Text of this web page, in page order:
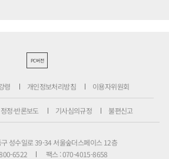
PC버전
령 개인정보처리방침 이용자위원회
정정·반론보도 기사심의규정 불편신고
성수일로 39-34 서울숲더스페이스 12층
6522
팩스 : 070-4015-8658